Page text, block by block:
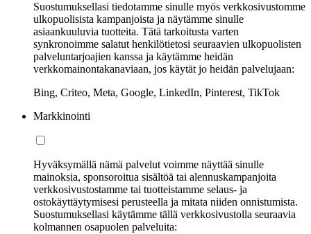
Suostumuksellasi tiedotamme sinulle myös verkkosivustomme
ulkopuolisista kampanjoista ja näytämme sinulle
asiaankuuluvia tuotteita. Tätä tarkoitusta varten
synkronoimme salatut henkilötietosi seuraavien ulkopuolisten
palveluntarjoajien kanssa ja käytämme heidän
verkkomainontakanaviaan, jos käytät jo heidän palvelujaan:
Bing, Criteo, Meta, Google, LinkedIn, Pinterest, TikTok
Markkinointi
Hyväksymällä nämä palvelut voimme näyttää sinulle
mainoksia, sponsoroitua sisältöä tai alennuskampanjoita
verkkosivustostamme tai tuotteistamme selaus- ja
ostokäyttäytymisesi perusteella ja mitata niiden onnistumista.
Suostumuksellasi käytämme tällä verkkosivustolla seuraavia
kolmannen osapuolen palveluita: